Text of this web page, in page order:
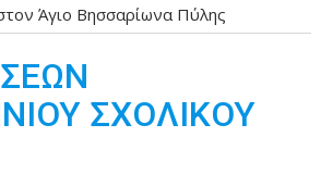
Άγιο Βησσαρίωνα Πύλης
ΣΧΟΛΙΚΟΥ